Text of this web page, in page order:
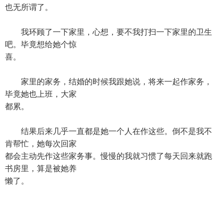
也无所谓了。
我环顾了一下家里，心想，要不我打扫一下家里的卫生
吧。毕竟想给她个惊
喜。
家里的家务，结婚的时候我跟她说，将来一起作家务，
毕竟她也上班，大家
都累。
结果后来几乎一直都是她一个人在作这些。倒不是我不
肯帮忙，她每次回家
都会主动先作这些家务事。慢慢的我就习惯了每天回来就跑
书房里，算是被她养
懒了。